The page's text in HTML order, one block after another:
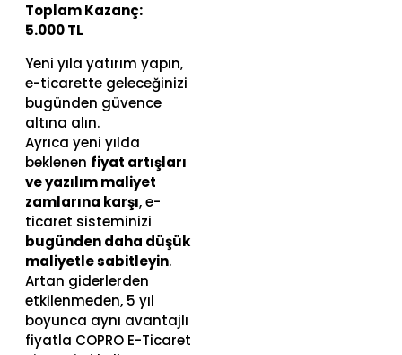
Toplam Kazanç:
5.000 TL
Yeni yıla yatırım yapın,
e-ticarette geleceğinizi
bugünden güvence
altına alın.
Ayrıca yeni yılda
beklenen fiyat artışları
ve yazılım maliyet
zamlarına karşı, e-
ticaret sisteminizi
bugünden daha düşük
maliyetle sabitleyin.
Artan giderlerden
etkilenmeden, 5 yıl
boyunca aynı avantajlı
fiyatla COPRO E-Ticaret